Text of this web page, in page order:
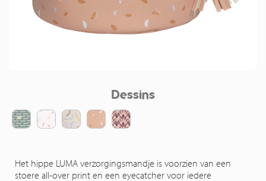
Dessins
Het hippe LUMA verzorgingsmandje is voorzien van een
stoere all-over print en een eyecatcher voor iedere